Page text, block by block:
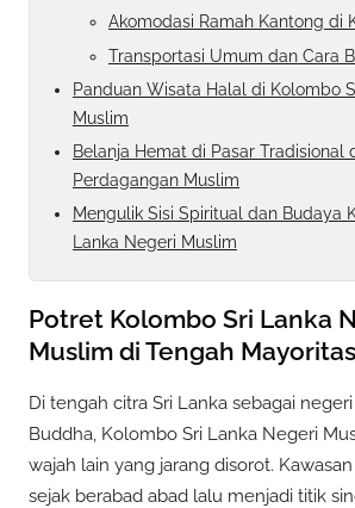
Akomodasi Ramah Kantong di
Transportasi Umum dan Cara
Panduan Wisata Halal di Kolombo
Muslim
Belanja Hemat di Pasar Tradisional
Perdagangan Muslim
Mengulik Sisi Spiritual dan Budaya
Lanka Negeri Muslim
Potret Kolombo Sri Lanka
Muslim di Tengah
Di tengah citra Sri Lanka sebagai
Buddha, Kolombo Sri Lanka Negeri
wajah lain yang jarang disorot.
sejak berabad abad lalu menjadi titik